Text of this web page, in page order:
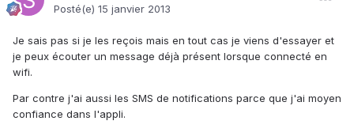
Posté(e) 15 janvier 2013
Je sais pas si je les reçois mais en tout cas je viens d'essayer et
je peux écouter un message déjà présent lorsque connecté en
wifi.
Par contre j'ai aussi les SMS de notifications parce que j'ai moyen
confiance dans l'appli.